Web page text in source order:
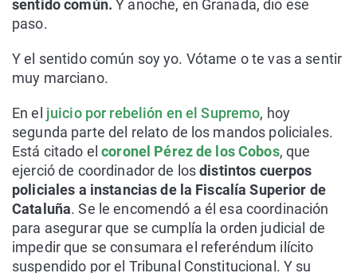
sentido común. Y anoche, en Granada, dio ese
paso.
Y el sentido común soy yo. Vótame o te vas a sentir
muy marciano.
En el juicio por rebelión en el Supremo, hoy
segunda parte del relato de los mandos policiales.
Está citado elcoronel Pérez de los Cobos, que
ejerció de coordinador de losdistintos cuerpos
policiales a instancias de la Fiscalía Superior de
Cataluña. Se le encomendó a él esa coordinación
para asegurar que se cumplía la orden judicial de
impedir que se consumara el referéndum ilícito
suspendido por el Tribunal Constitucional. Y su